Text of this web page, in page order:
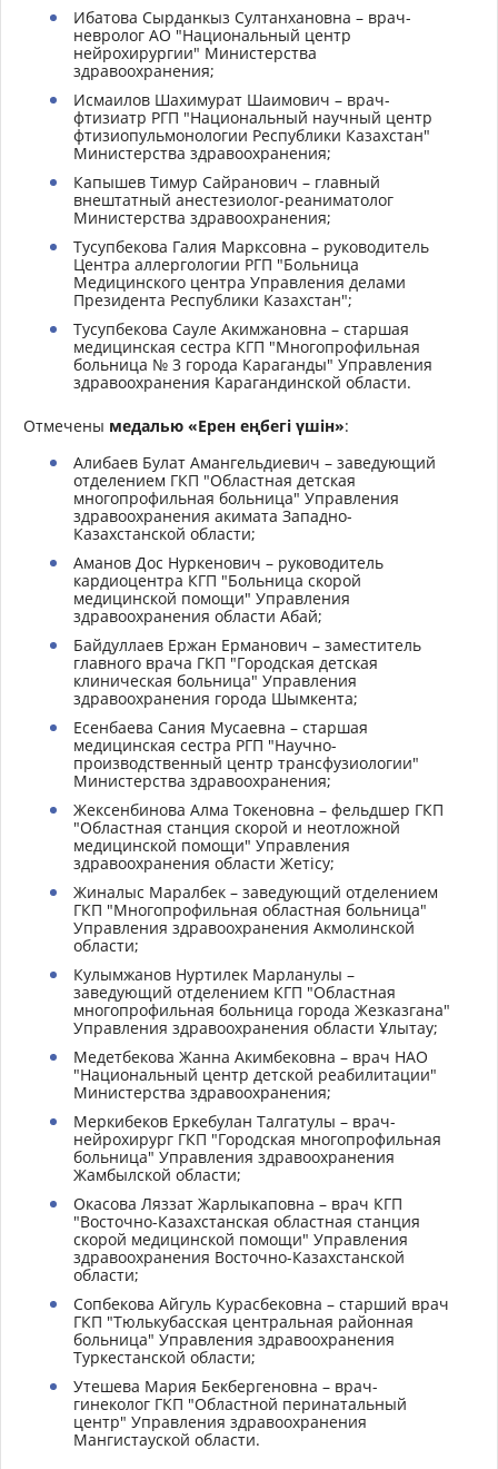
Ибатова Сырданкыз Султанхановна – врач-
невролог АО "Национальный центр
нейрохирургии" Министерства
здравоохранения;
Исмаилов Шахимурат Шаимович – врач-
фтизиатр РГП "Национальный научный центр
фтизиопульмонологии Республики Казахстан"
Министерства здравоохранения;
Капышев Тимур Сайранович – главный
внештатный анестезиолог-реаниматолог
Министерства здравоохранения;
Тусупбекова Галия Марксовна – руководитель
Центра аллергологии РГП "Больница
Медицинского центра Управления делами
Президента Республики Казахстан";
Тусупбекова Сауле Акимжановна – старшая
медицинская сестра КГП "Многопрофильная
больница № 3 города Караганды" Управления
здравоохранения Карагандинской области.
Отмечены медалью «Ерен еңбегі үшін»:
Алибаев Булат Амангельдиевич – заведующий
отделением ГКП "Областная детская
многопрофильная больница" Управления
здравоохранения акимата Западно-
Казахстанской области;
Аманов Дос Нуркенович – руководитель
кардиоцентра КГП "Больница скорой
медицинской помощи" Управления
здравоохранения области Абай;
Байдуллаев Ержан Ерманович – заместитель
главного врача ГКП "Городская детская
клиническая больница" Управления
здравоохранения города Шымкента;
Есенбаева Сания Мусаевна – старшая
медицинская сестра РГП "Научно-
производственный центр трансфузиологии"
Министерства здравоохранения;
Жексенбинова Алма Токеновна – фельдшер ГКП
"Областная станция скорой и неотложной
медицинской помощи" Управления
здравоохранения области Жетісу;
Жиналыс Маралбек – заведующий отделением
ГКП "Многопрофильная областная больница"
Управления здравоохранения Акмолинской
области;
Кулымжанов Нуртилек Марланулы –
заведующий отделением КГП "Областная
многопрофильная больница города Жезказгана"
Управления здравоохранения области Ұлытау;
Медетбекова Жанна Акимбековна – врач НАО
"Национальный центр детской реабилитации"
Министерства здравоохранения;
Меркибеков Еркебулан Талгатулы – врач-
нейрохирург ГКП "Городская многопрофильная
больница" Управления здравоохранения
Жамбылской области;
Окасова Ляззат Жарлыкаповна – врач КГП
"Восточно-Казахстанская областная станция
скорой медицинской помощи" Управления
здравоохранения Восточно-Казахстанской
области;
Сопбекова Айгуль Курасбековна – старший врач
ГКП "Тюлькубасская центральная районная
больница" Управления здравоохранения
Туркестанской области;
Утешева Мария Бекбергеновна – врач-
гинеколог ГКП "Областной перинатальный
центр" Управления здравоохранения
Мангистауской области.